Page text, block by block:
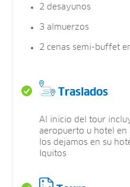
2 desayunos
3 almuerzos
2 cenas semi-buffet
Traslados
Al inicio del tour
aeropuerto u hotel
los dejamos en su
Iquitos